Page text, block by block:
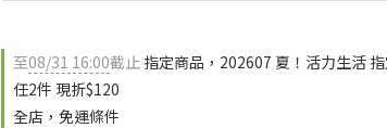
至08/31 16:00截止 指定商品，202607 夏！活力生活
任2件 現折$120
全店，免運條件